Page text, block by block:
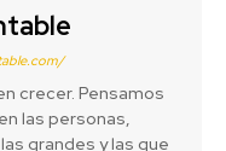
crecer. Pensamos
las personas,
grandes y las que